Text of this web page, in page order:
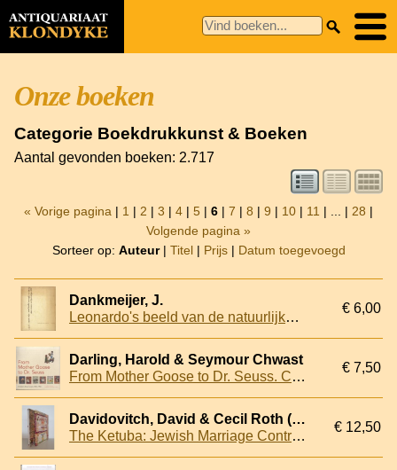
Onze boeken
Categorie Boekdrukkunst & Boeken
Aantal gevonden boeken: 2.717
« Vorige pagina | 1 | 2 | 3 | 4 | 5 | 6 | 7 | 8 | 9 | 10 | 11 | ... | 28 |
Volgende pagina »
Sorteer op: Auteur| Titel| Prijs| Datum toegevoegd
Dankmeijer, J.
Leonardo's beeld van de natuurlijke mens
€ 6,00
Darling, Harold & Seymour Chwast
From Mother Goose to Dr. Seuss. Children's Book Covers, 1880-1960
€ 7,50
Davidovitch, David & Cecil Roth (foreword)
The Ketuba: Jewish Marriage Contracts Through the Ages
€ 12,50